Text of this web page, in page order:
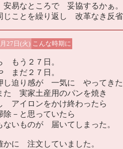
易なところで 妥協するかぁ。
ことを繰り返し 改革なき反省
27日(火) こんな時期に
もう２７日。
まだ２７日。
し迫り感が 一気に やってきた
た 実家土産用のパンを焼き
アイロンをかけ終わったら
除－と思っていたら
ないものが 届いてしまった。
に 注文していました。